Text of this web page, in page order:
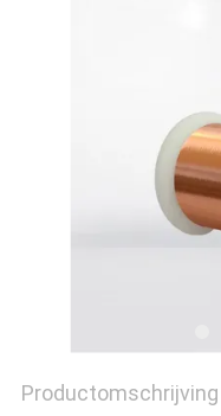
Productomschrijving